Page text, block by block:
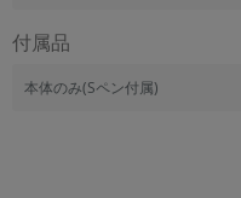
付属品
本体のみ(Sペン付属)
商品の搭載機能による絞り込み
「5G対応」「防水」「ワンセグ」など
ドライブ